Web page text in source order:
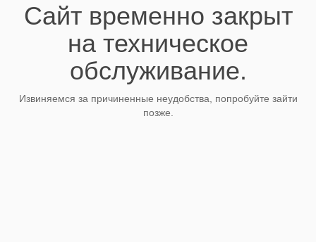
Сайт временно закрыт
на техническое
обслуживание.
Извиняемся за причиненные неудобства, попробуйте зайти
позже.